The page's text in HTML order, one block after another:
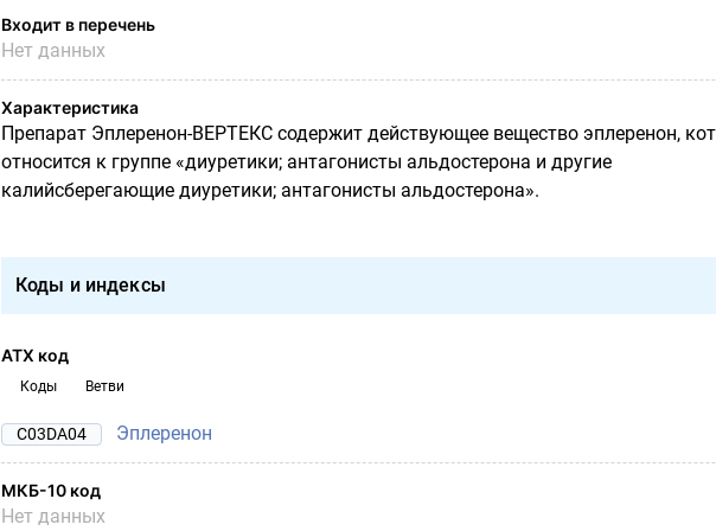
Входит в перечень
Нет данных
Характеристика
Препарат Эплеренон-ВЕРТЕКС содержит действующее вещество эплеренон,
относится к группе «диуретики; антагонисты альдостерона и другие
калийсберегающие диуретики; антагонисты альдостерона».
Коды и индексы
АТХ код
Коды Ветви
C03DA04 Эплеренон
МКБ-10 код
Нет данных